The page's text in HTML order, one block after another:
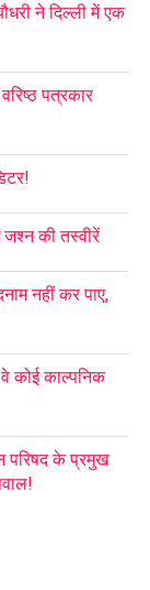
ने दिल्ली में एक
पत्रकार
की तस्वीरें
नहीं कर पाए,
कोई काल्पनिक
परिषद के प्रमुख